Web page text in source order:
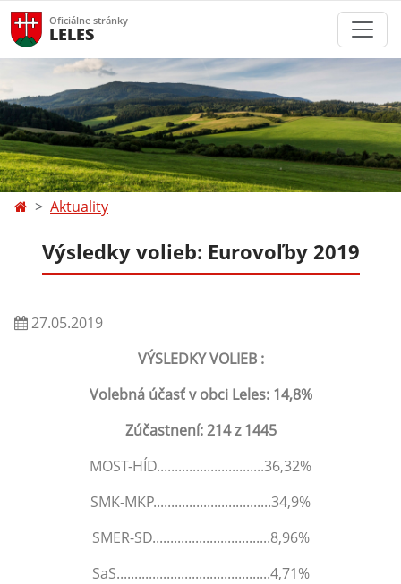
Oficiálne stránky
LELES
Aktuality
Výsledky volieb: Eurovoľby 2019
27.05.2019
VÝSLEDKY VOLIEB :
Volebná účasť v obci Leles: 14,8%
Zúčastnení: 214 z 1445
MOST-HÍD..............................36,32%
SMK-MKP.................................34,9%
SMER-SD.................................8,96%
SaS...........................................4,71%